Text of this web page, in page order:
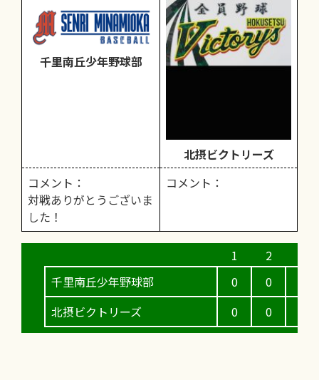
千里南丘少年野球部
北摂ビクトリーズ
コメント：
対戦ありがとうございま
した！
コメント：
千里南丘少年野球部
北摂ビクトリーズ
0
0
0
0